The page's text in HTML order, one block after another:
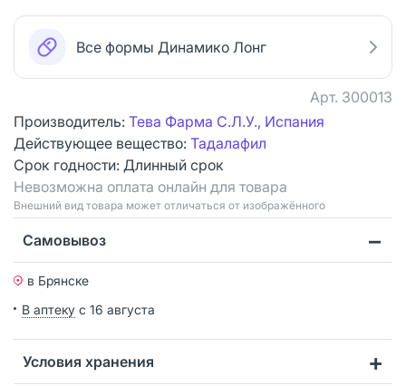
Все формы Динамико Лонг
Арт. 300013
Производитель: Тева Фарма С.Л.У., Испания
Действующее вещество: Тадалафил
Срок годности: Длинный срок
Невозможна оплата онлайн для товара
Bнешний вид товара может отличаться от изображённого
Самовывоз
в Брянске
В аптеку с 16 августа
Условия хранения